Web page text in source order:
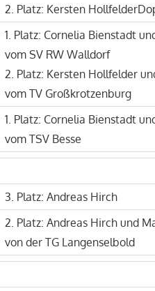
2. Platz: Kersten
1. Platz: Cornelia Bienstadt
vom SV RW Walldorf
2. Platz: Kersten Hollfelder
vom TV Großkrotzenburg
1. Platz: Cornelia Bienstadt
vom TSV Besse
3. Platz: Andreas Hirch
2. Platz: Andreas Hirch und
von der TG Langenselbold